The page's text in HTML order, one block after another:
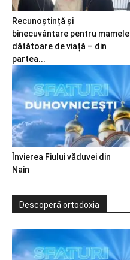
Recunoștință și
binecuvântare pentru mamele
dătătoare de viață – din
partea...
Învierea Fiului văduvei din
Nain
Descoperă ortodoxia